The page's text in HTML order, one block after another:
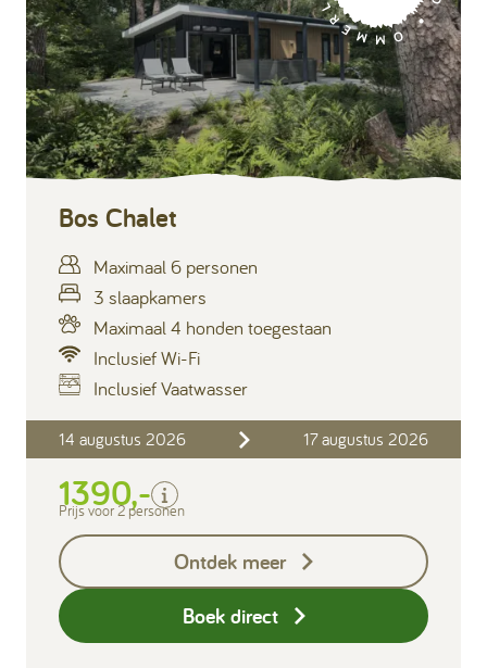
Bos Chalet
Maximaal 6 personen
3 slaapkamers
Maximaal 4 honden toegestaan
Inclusief Wi-Fi
Inclusief Vaatwasser
14 augustus 2026 17 augustus 2026
1390,-
Inclusief
Verblijfskosten
Keukendoekenpakket
Eindschoonmaak
Prijs voor 2 personen
Ontdek meer
Boek direct